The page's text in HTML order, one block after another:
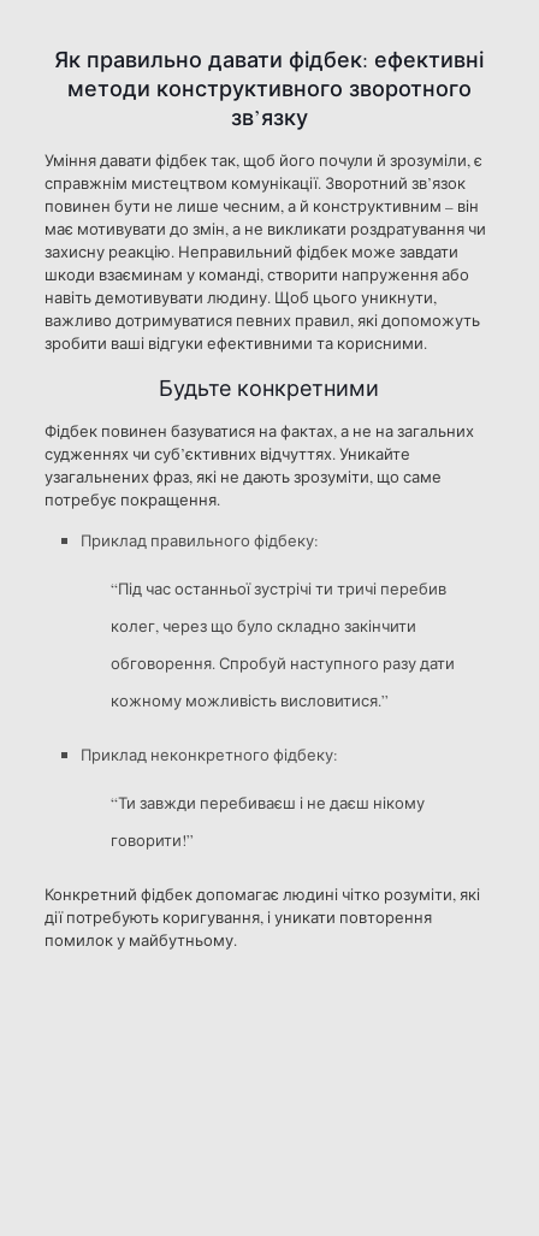
Як правильно давати фідбек: ефективні
методи конструктивного зворотного
зв’язку
Уміння давати фідбек так, щоб його почули й зрозуміли, є
справжнім мистецтвом комунікації. Зворотний зв’язок
повинен бути не лише чесним, а й конструктивним – він
має мотивувати до змін, а не викликати роздратування чи
захисну реакцію. Неправильний фідбек може завдати
шкоди взаєминам у команді, створити напруження або
навіть демотивувати людину. Щоб цього уникнути,
важливо дотримуватися певних правил, які допоможуть
зробити ваші відгуки ефективними та корисними.
Будьте конкретними
Фідбек повинен базуватися на фактах, а не на загальних
судженнях чи суб’єктивних відчуттях. Уникайте
узагальнених фраз, які не дають зрозуміти, що саме
потребує покращення.
Приклад правильного фідбеку:
“Під час останньої зустрічі ти тричі перебив
колег, через що було складно закінчити
обговорення. Спробуй наступного разу дати
кожному можливість висловитися.”
Приклад неконкретного фідбеку:
“Ти завжди перебиваєш і не даєш нікому
говорити!”
Конкретний фідбек допомагає людині чітко розуміти, які
дії потребують коригування, і уникати повторення
помилок у майбутньому.